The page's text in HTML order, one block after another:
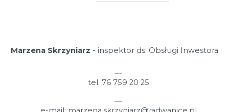
Marzena Skrzyniarz - inspektor ds. Obsługi Inwestora
tel. 76 759 20 25